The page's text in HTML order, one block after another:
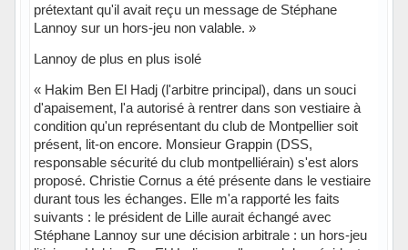
prétextant qu'il avait reçu un message de Stéphane
Lannoy sur un hors-jeu non valable. »
Lannoy de plus en plus isolé
« Hakim Ben El Hadj (l'arbitre principal), dans un souci
d'apaisement, l'a autorisé à rentrer dans son vestiaire à
condition qu'un représentant du club de Montpellier soit
présent, lit-on encore. Monsieur Grappin (DSS,
responsable sécurité du club montpelliérain) s'est alors
proposé. Christie Cornus a été présente dans le vestiaire
durant tous les échanges. Elle m'a rapporté les faits
suivants : le président de Lille aurait échangé avec
Stéphane Lannoy sur une décision arbitrale : un hors-jeu